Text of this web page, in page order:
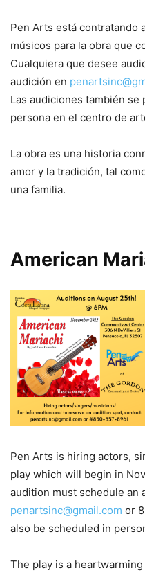
Pen Arts está contratando
músicos para la obra que
Cualquiera que desee
audición en
Las audiciones también se
persona en el centro de
La obra es una historia
amor y la tradición, tal
una familia.
American
Pen Arts is hiring actors,
play which will begin in
audition must schedule an
penartsinc@gmail.com or
also be scheduled in
The play is a